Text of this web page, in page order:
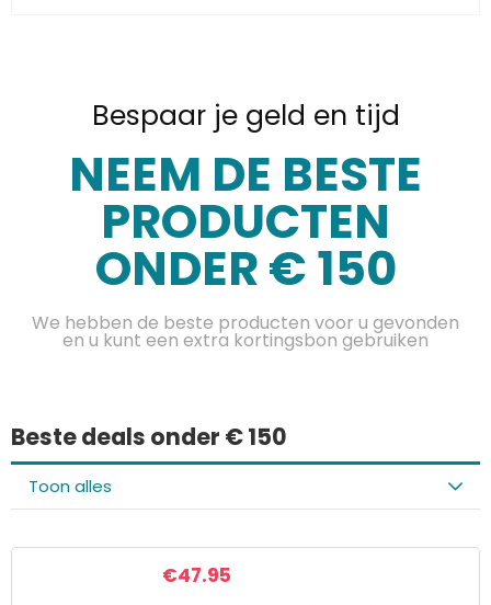
Bespaar je geld en tijd
NEEM DE BESTE
PRODUCTEN
ONDER € 150
We hebben de beste producten voor u gevonden
en u kunt een extra kortingsbon gebruiken
Beste deals onder € 150
Toon alles
€47.95